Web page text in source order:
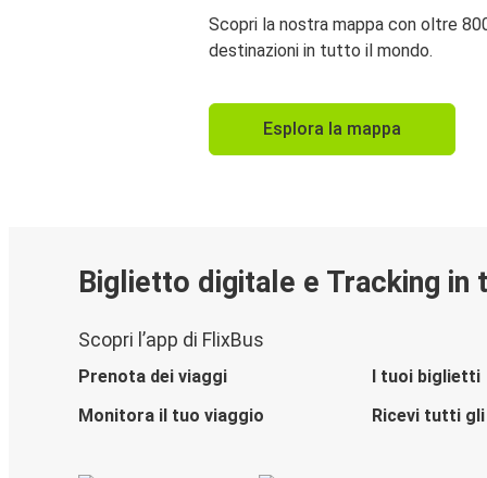
Scopri la nostra mappa con oltre
destinazioni in tutto il mondo.
Esplora la mappa
Biglietto digitale e Tracking in
Scopri l’app di FlixBus
Prenota dei viaggi
I tuoi biglietti
Monitora il tuo viaggio
Ricevi tutti